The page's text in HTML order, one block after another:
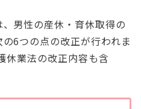
男性の産休・育休取得の
6つの点の改正が行われま
休業法の改正内容も含